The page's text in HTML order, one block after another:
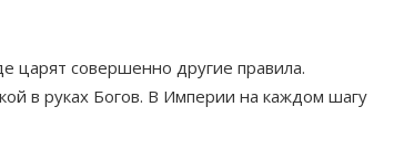
царят совершенно другие правила.
в руках Богов. В Империи на каждом шагу